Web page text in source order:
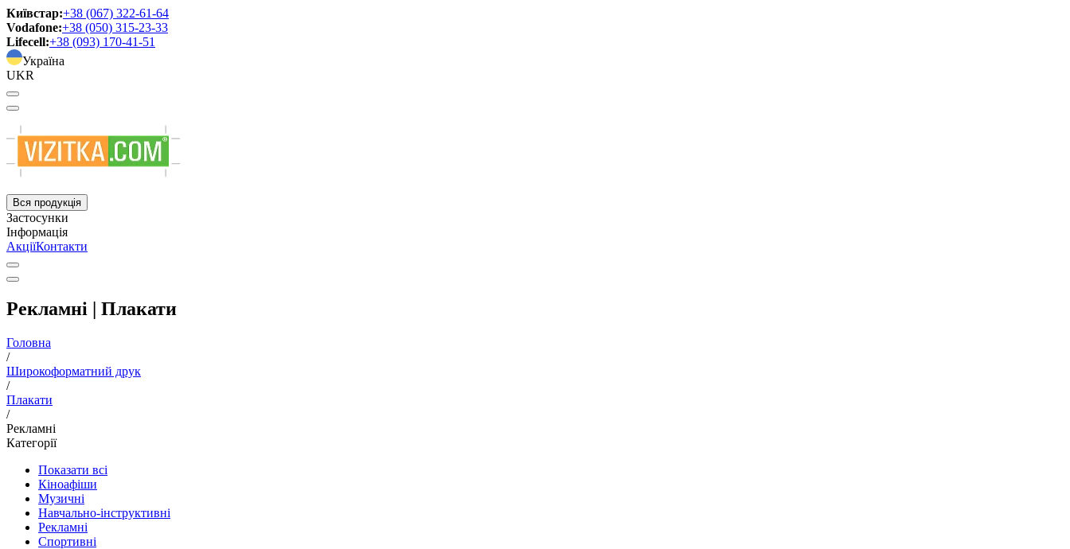
Київстар:+38 (067) 322-61-64
Vodafone:+38 (050) 315-23-33
Lifecell:+38 (093) 170-41-51
Україна
UKR
Вся продукція
Застосунки
Інформація
АкціїКонтакти
Рекламні | Плакати
Головна
/
Широкоформатний друк
/
Плакати
/
Рекламні
Категорії
Показати всі
Кіноафіши
Музичні
Навчально-інструктивні
Рекламні
Спортивні